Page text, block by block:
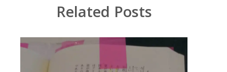
か？
(笑)
Related Posts